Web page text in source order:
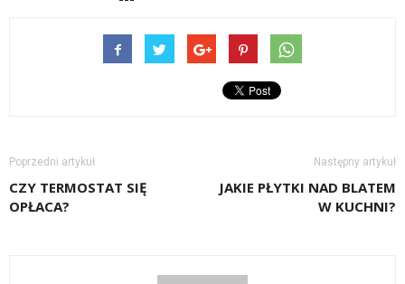
Poprzedni artykuł
CZY TERMOSTAT SIĘ
OPŁACA?
Następny artykuł
JAKIE PŁYTKI NAD BLATEM
W KUCHNI?